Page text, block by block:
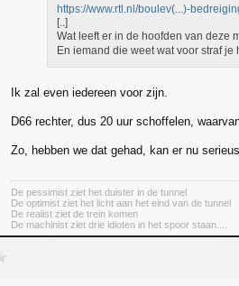
https://www.rtl.nl/boulev(...)-
[..]
Wat leeft er in de hoofden van deze
En iemand die weet wat voor straf
Ik zal even iedereen voor zijn.
D66 rechter, dus 20 uur schoffelen,
Zo, hebben we dat gehad, kan er nu
De pessimist ziet het duister in de tunnel
De optimist ziet het licht aan het eind van de tunnel
De realist ziet de trein komen
De machinist ziet drie idioten in het spoor staan....